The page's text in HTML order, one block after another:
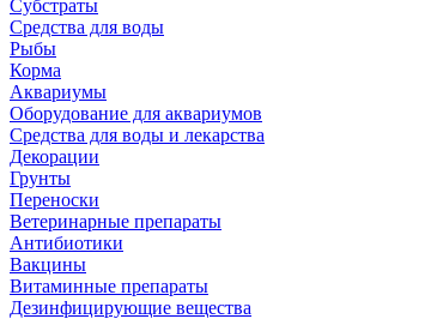
Субстраты
Средства для воды
Рыбы
Корма
Аквариумы
Оборудование для аквариумов
Средства для воды и лекарства
Декорации
Грунты
Переноски
Ветеринарные препараты
Антибиотики
Вакцины
Витаминные препараты
Дезинфицирующие вещества